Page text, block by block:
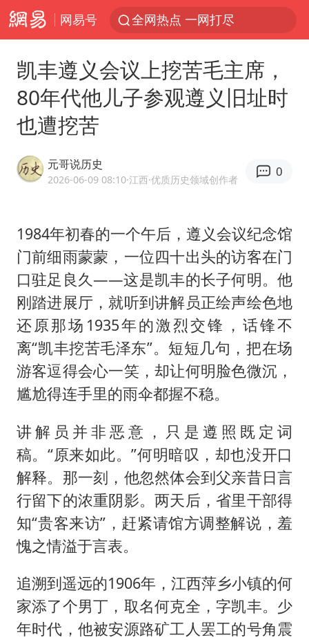
网易号 全网热点 一网打尽
凯丰遵义会议上挖苦毛主席，
80年代他儿子参观遵义旧址时
也遭挖苦
元哥说历史
2026-06-09 08:10·江西·优质历史领域创作者
0
1984年初春的一个午后，遵义会议纪念馆
门前细雨蒙蒙，一位四十出头的访客在门
口驻足良久——这是凯丰的长子何明。他
刚踏进展厅，就听到讲解员正绘声绘色地
还原那场1935年的激烈交锋，话锋不
离“凯丰挖苦毛泽东”。短短几句，把在场
游客逗得会心一笑，却让何明脸色微沉，
尴尬得连手里的雨伞都握不稳。
讲解员并非恶意，只是遵照既定词
稿。“原来如此。”何明暗叹，却也没开口
解释。那一刻，他忽然体会到父亲昔日言
行留下的浓重阴影。两天后，省里干部得
知“贵客来访”，赶紧请馆方调整解说，羞
愧之情溢于言表。
追溯到遥远的1906年，江西萍乡小镇的何
家添了个男丁，取名何克全，字凯丰。少
年时代，他被安源路矿工人罢工的号角震